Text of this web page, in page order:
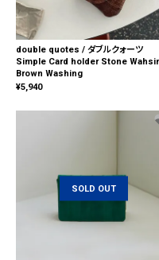
double quotes / ダブルクォーツ
Simple Card holder Stone
Brown Washing
¥5,940
SOLD OUT